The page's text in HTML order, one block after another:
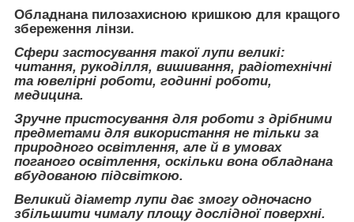
Обладнана пилозахисною кришкою для кращого
збереження лінзи.
Сфери застосування такої лупи великі:
читання, рукоділля, вишивання, радіотехнічні
та ювелірні роботи, годинні роботи,
медицина.
Зручне пристосування для роботи з дрібними
предметами для використання не тільки за
природного освітлення, але й в умовах
поганого освітлення, оскільки вона обладнана
вбудованою підсвіткою.
Великий діаметр лупи дає змогу одночасно
збільшити чималу площу дослідної поверхні.